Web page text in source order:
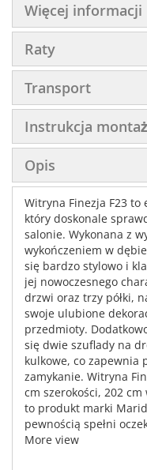
Więcej informacji
Raty
Transport
Instrukcja
Opis
Witryna Finezja F23
który doskonale
salonie. Wykonana z
wykończeniem w
się bardzo stylowo i
jej nowoczesnego
drzwi oraz trzy półki,
swoje ulubione
przedmioty.
się dwie szuflady na
kulkowe, co zapewnia
zamykanie. Witryna
cm szerokości, 202 cm
to produkt marki
pewnością spełni
wymagających klientów.
More view